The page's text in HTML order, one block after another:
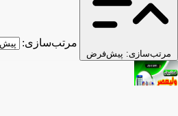
مرتب‌سازی: پیش‌فرض
مرتب‌سازی: